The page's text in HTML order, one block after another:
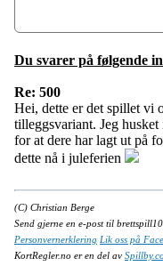
Du svarer på følgende
Re: 500
Hei, dette er det spillet vi
tilleggsvariant. Jeg
for at dere har lagt ut på
dette nå i juleferien
(C) Christian Berge
Send gjerne en e-post til
Personvernerklering Lik oss på
KortRegler.no er en del av